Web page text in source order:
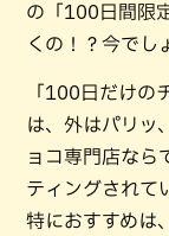
の「100日間限
くの！？今でし
「100日だけの
は、外はパリッ
ョコ専門店なら
ティングされて
特におすすめは